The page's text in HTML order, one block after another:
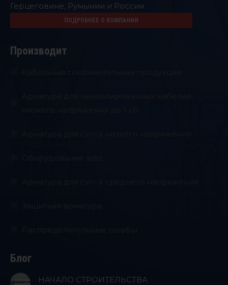
Герцеговине, Румынии и России.
ПОДРОБНЕЕ О КОМПАНИИ
Производит
Блог
НАЧАЛО СТРОИТЕЛЬСТВА